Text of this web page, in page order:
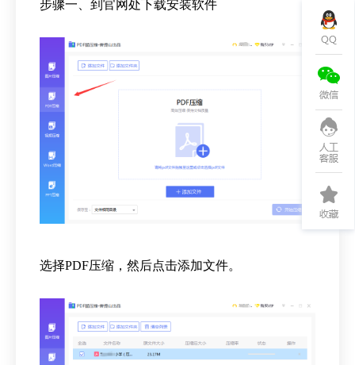
步骤一、到官网处下载安装软件
选择PDF压缩，然后点击添加文件。